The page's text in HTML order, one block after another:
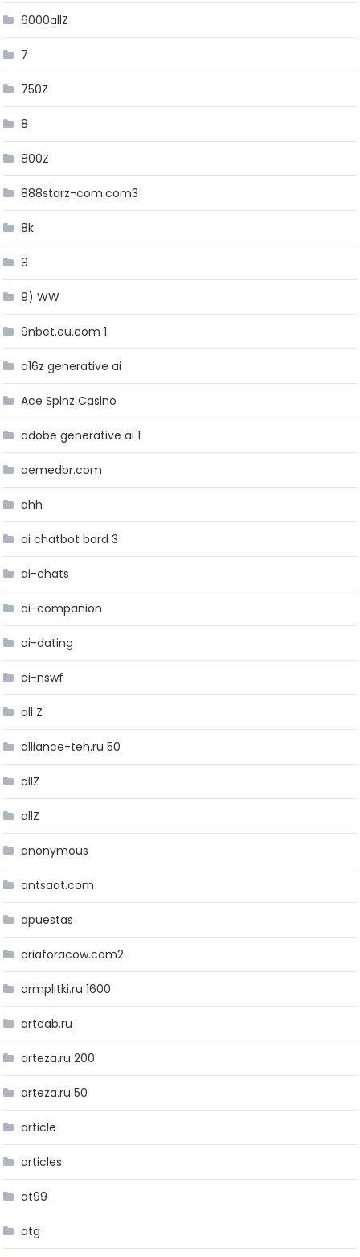
6000allZ
7
750Z
8
800Z
888starz-com.com3
8k
9
9) WW
9nbet.eu.com 1
a16z generative ai
Ace Spinz Casino
adobe generative ai 1
aemedbr.com
ahh
ai chatbot bard 3
ai-chats
ai-companion
ai-dating
ai-nswf
all Z
alliance-teh.ru 50
allZ
allZ
anonymous
antsaat.com
apuestas
ariaforacow.com2
armplitki.ru 1600
artcab.ru
arteza.ru 200
arteza.ru 50
article
articles
at99
atg